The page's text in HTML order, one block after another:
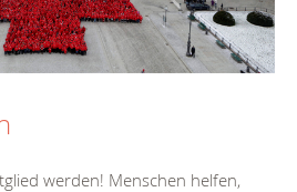
werden! Menschen helfen,